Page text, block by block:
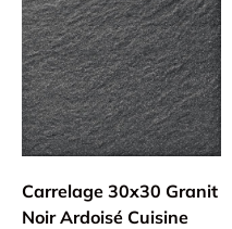
Carrelage 30x30 Granit
Noir Ardoisé Cuisine